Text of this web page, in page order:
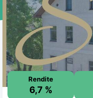
Rendite
6,7 %